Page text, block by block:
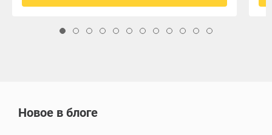
Новое в блоге